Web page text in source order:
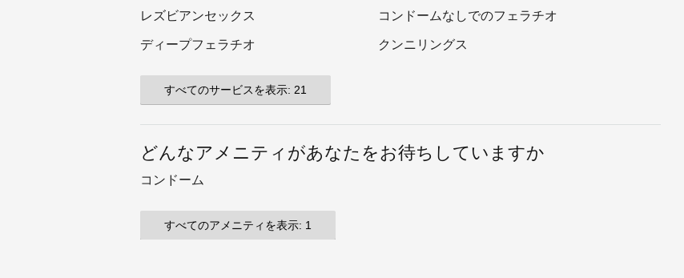
レズビアンセックス コンドームなしでのフェラチオ
ディープフェラチオ クンニリングス
すべてのサービスを表示: 21
どんなアメニティがあなたをお待ちしていますか
コンドーム
すべてのアメニティを表示: 1